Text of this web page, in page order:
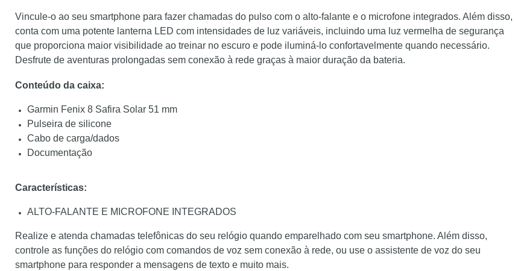
Vincule-o ao seu smartphone para fazer chamadas do pulso com o alto-falante e o microfone integrados. Além disso,
conta com uma potente lanterna LED com intensidades de luz variáveis, incluindo uma luz vermelha de segurança
que proporciona maior visibilidade ao treinar no escuro e pode iluminá-lo confortavelmente quando necessário.
Desfrute de aventuras prolongadas sem conexão à rede graças à maior duração da bateria.
Conteúdo da caixa:
Garmin Fenix 8 Safira Solar 51 mm
Pulseira de silicone
Cabo de carga/dados
Documentação
Características:
ALTO-FALANTE E MICROFONE INTEGRADOS
Realize e atenda chamadas telefônicas do seu relógio quando emparelhado com seu smartphone. Além disso,
controle as funções do relógio com comandos de voz sem conexão à rede, ou use o assistente de voz do seu
smartphone para responder a mensagens de texto e muito mais.